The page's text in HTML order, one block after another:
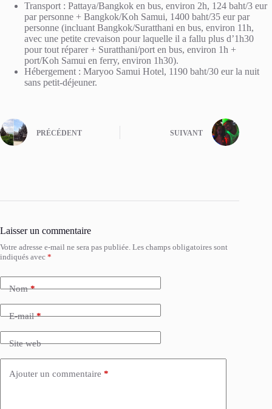
Transport : Pattaya/Bangkok en bus, environ 2h, 124 baht/3 eur
par personne + Bangkok/Koh Samui, 1400 baht/35 eur par
personne (incluant Bangkok/Suratthani en bus, environ 11h,
avec une petite crevaison pour laquelle il a fallu plus d’1h30
pour tout réparer + Suratthani/port en bus, environ 1h +
port/Koh Samui en ferry, environ 1h30).
Hébergement : Maryoo Samui Hotel, 1190 baht/30 eur la nuit
sans petit-déjeuner.
PRÉCÉDENT SUIVANT
Laisser un commentaire
Votre adresse e-mail ne sera pas publiée. Les champs obligatoires sont
indiqués avec *
Nom*
E-mail*
Site web
Ajouter un commentaire *